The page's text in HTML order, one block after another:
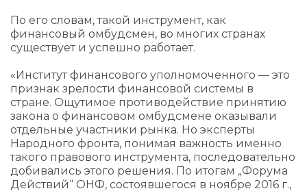
По его словам, такой инструмент, как
финансовый омбудсмен, во многих странах
существует и успешно работает.
«Институт финансового уполномоченного — это
признак зрелости финансовой системы в
стране. Ощутимое противодействие принятию
закона о финансовом омбудсмене оказывали
отдельные участники рынка. Но эксперты
Народного фронта, понимая важность именно
такого правового инструмента, последовательно
добивались этого решения. По итогам „Форума
Действий“ ОНФ, состоявшегося в ноябре 2016 г.,